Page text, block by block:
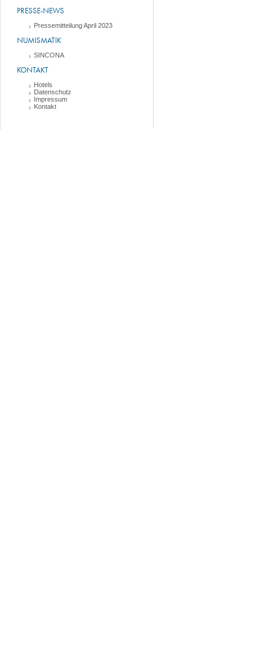
PRESSE-NEWS
Pressemitteilung April 2023
NUMISMATIK
SINCONA
KONTAKT
Hotels
Datenschutz
Impressum
Kontakt